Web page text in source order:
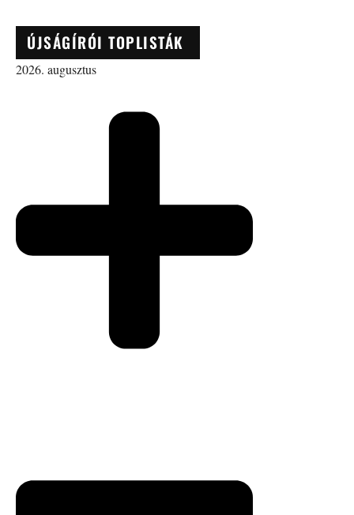
ÚJSÁGÍRÓI TOPLISTÁK
2026. augusztus